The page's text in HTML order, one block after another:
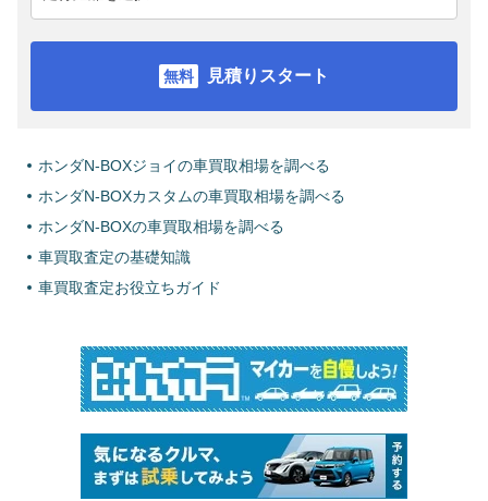
見積りスタート
ホンダN-BOXジョイの車買取相場を調べる
ホンダN-BOXカスタムの車買取相場を調べる
ホンダN-BOXの車買取相場を調べる
車買取査定の基礎知識
車買取査定お役立ちガイド